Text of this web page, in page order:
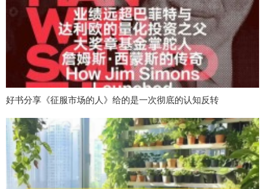
好书分享《征服市场的人》给的是一次彻底的认知反转